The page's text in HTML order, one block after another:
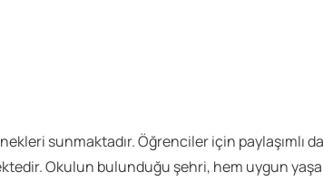
sunmaktadır. Öğrenciler için paylaşımlı
Okulun bulunduğu şehri, hem uygun